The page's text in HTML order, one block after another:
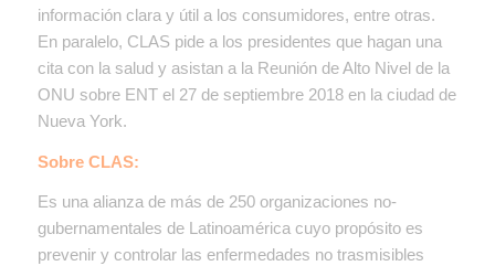
información clara y útil a los consumidores, entre otras.
En paralelo, CLAS pide a los presidentes que hagan una
cita con la salud y asistan a la Reunión de Alto Nivel de la
ONU sobre ENT el 27 de septiembre 2018 en la ciudad de
Nueva York.
Sobre CLAS:
Es una alianza de más de 250 organizaciones no-
gubernamentales de Latinoamérica cuyo propósito es
prevenir y controlar las enfermedades no trasmisibles